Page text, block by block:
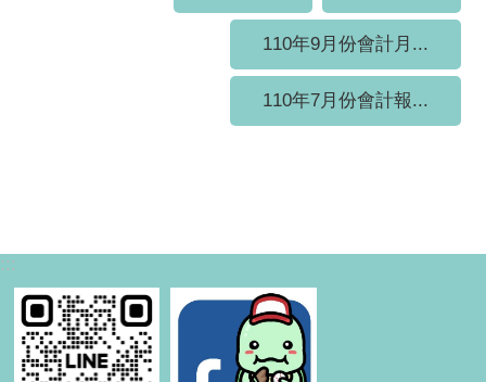
110年9月份會計月...
110年7月份會計報...
:::